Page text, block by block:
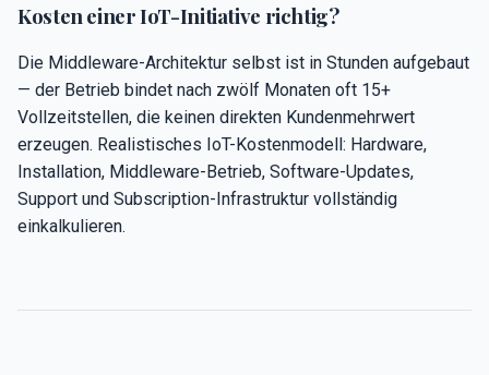
Kosten einer IoT-Initiative richtig?
Die Middleware-Architektur selbst ist in Stunden aufgebaut
— der Betrieb bindet nach zwölf Monaten oft 15+
Vollzeitstellen, die keinen direkten Kundenmehrwert
erzeugen. Realistisches IoT-Kostenmodell: Hardware,
Installation, Middleware-Betrieb, Software-Updates,
Support und Subscription-Infrastruktur vollständig
einkalkulieren.